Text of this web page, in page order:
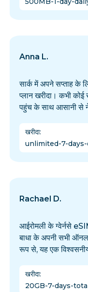
Anna L.
सार्क में अपने सप्ताह के
प्लान खरीदा। कभी कोई
पहुंच के साथ आसानी से
खरीदा:
unlimited-7-
Rachael D.
आईरोमली के ग्वेर्नसे
बाधा के अपनी सभी
रूप से, यह एक
खरीदा:
20GB-7-days-total